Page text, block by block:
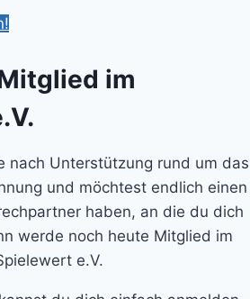
im
nach Unterstützung rund um das
und möchtest endlich einen
haben, an die du dich
werde noch heute Mitglied im
e.V.